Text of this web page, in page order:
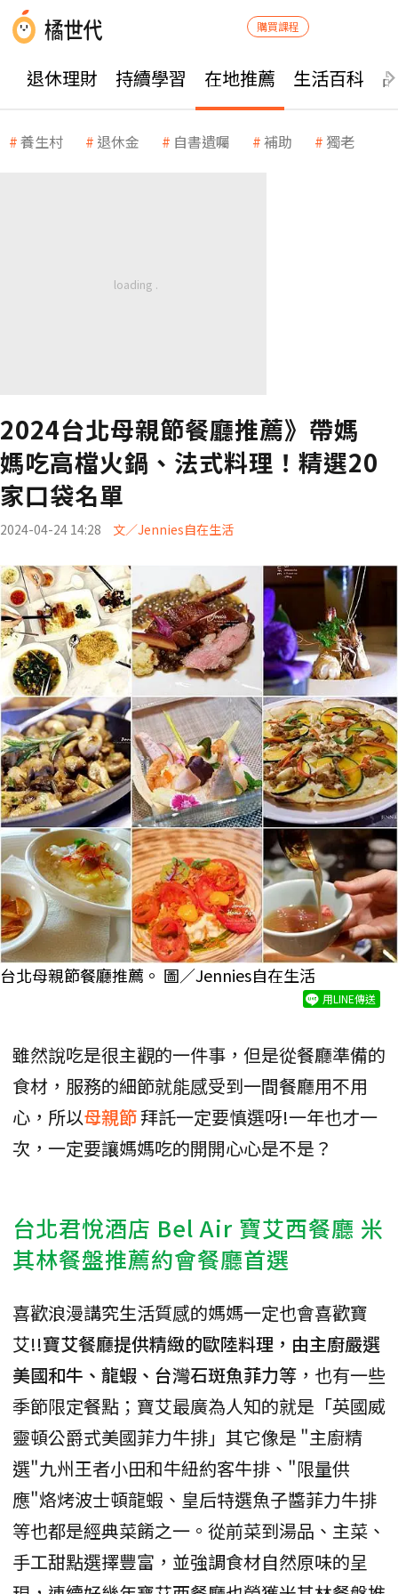
購買課程
退休理財 持續學習 在地推薦 生活百科
養生村 退休金 自書遺囑 補助 獨老
2024台北母親節餐廳推薦》帶媽
媽吃高檔火鍋、法式料理！精選20
家口袋名單
2024-04-24 14:28 文／Jennies自在生活
台北母親節餐廳推薦。 圖／Jennies自在生活
用LINE傳送
雖然說吃是很主觀的一件事，但是從餐廳準備的
食材，服務的細節就能感受到一間餐廳用不用
心，所以母親節拜託一定要慎選呀!一年也才一
次，一定要讓媽媽吃的開開心心是不是？
台北君悅酒店 Bel Air 寶艾西餐廳 米
其林餐盤推薦約會餐廳首選
喜歡浪漫講究生活質感的媽媽一定也會喜歡寶
艾!!寶艾餐廳提供精緻的歐陸料理，由主廚嚴選
美國和牛、龍蝦、台灣石斑魚菲力等 ，也有一些
季節限定餐點；寶艾最廣為人知的就是「英國威
靈頓公爵式美國菲力牛排」其它像是 "主廚精
選"九州王者小田和牛紐約客牛排、"限量供
應"烙烤波士頓龍蝦、皇后特選魚子醬菲力牛排
等也都是經典菜餚之一。從前菜到湯品、主菜、
手工甜點選擇豐富，並強調食材自然原味的呈